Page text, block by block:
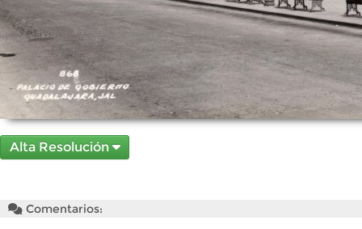
Alta Resolución
Comentarios: